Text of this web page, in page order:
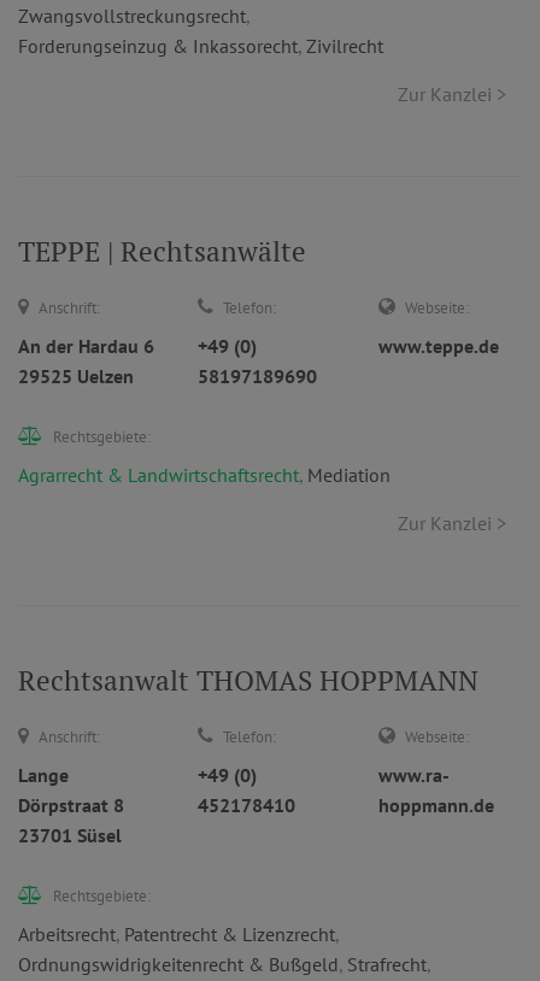
Zwangsvollstreckungsrecht,
Forderungseinzug & Inkassorecht, Zivilrecht
Zur Kanzlei >
TEPPE | Rechtsanwälte
Anschrift:
An der Hardau 6
29525 Uelzen
Telefon:
+49 (0)
58197189690
Webseite:
www.teppe.de
Rechtsgebiete:
Agrarrecht & Landwirtschaftsrecht, Mediation
Zur Kanzlei >
Rechtsanwalt THOMAS HOPPMANN
Anschrift:
Lange
Dörpstraat 8
23701 Süsel
Telefon:
+49 (0)
452178410
Webseite:
www.ra-
hoppmann.de
Rechtsgebiete:
Arbeitsrecht, Patentrecht & Lizenzrecht,
Ordnungswidrigkeitenrecht & Bußgeld, Strafrecht,